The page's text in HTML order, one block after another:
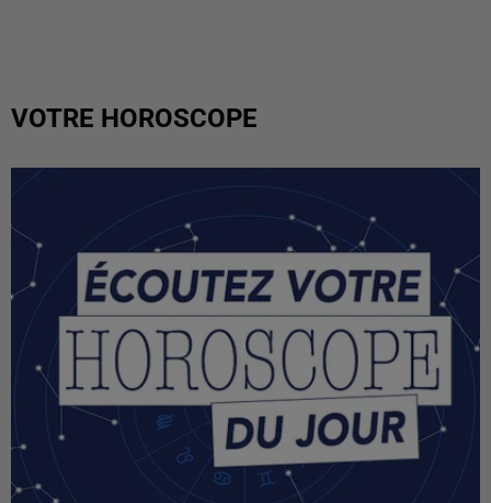
VOTRE HOROSCOPE